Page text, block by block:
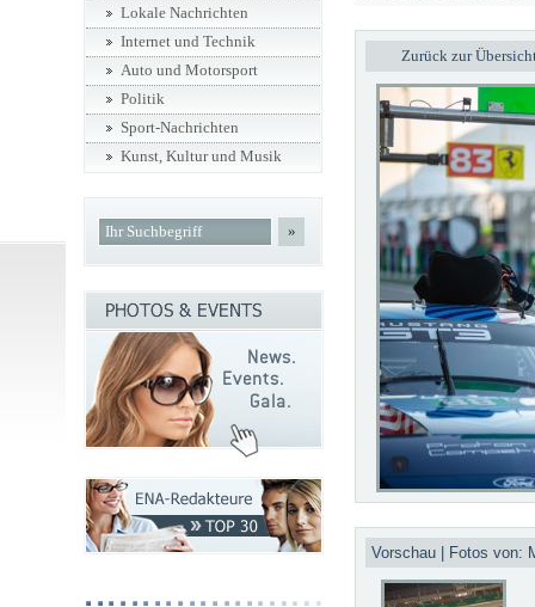
Zurück zur
Vorschau | Fotos von:
Lokale Nachrichten
Internet und Technik
Auto und Motorsport
Politik
Sport-Nachrichten
Kunst, Kultur und Musik
»